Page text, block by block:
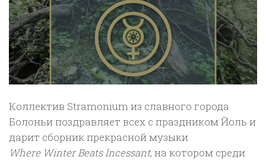
Коллектив Stramonium из славного города
Болоньи поздравляет всех с праздником Йоль и
дарит сборник прекрасной музыки
Where Winter Beats Incessant, на котором среди